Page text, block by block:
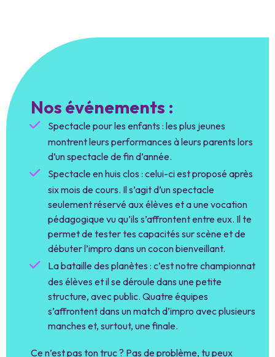
Nos événements :
Spectacle pour les enfants : les plus jeunes
montrent leurs performances à leurs parents lors
d’un spectacle de fin d’année.
Spectacle en huis clos : celui-ci est proposé après
six mois de cours. Il s’agit d’un spectacle
seulement réservé aux élèves et a une vocation
pédagogique vu qu’ils s’affrontent entre eux. Il te
permet de tester tes capacités sur scène et de
débuter l’impro dans un cocon bienveillant.
La bataille des planètes : c’est notre championnat
des élèves et il se déroule dans une petite
structure, avec public. Quatre équipes
s’affrontent dans un match d’impro avec plusieurs
manches et, surtout, une finale.
Ce n’est pas ton truc ? Pas de problème, tu peux